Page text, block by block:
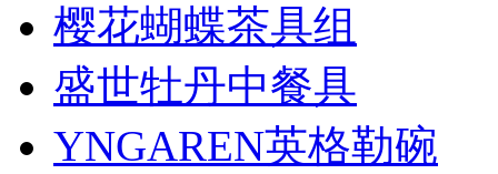
樱花蝴蝶茶具组
盛世牡丹中餐具
YNGAREN英格勒碗